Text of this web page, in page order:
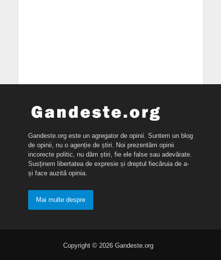
Gandeste.org este un agregator de opinii. Suntem un blog
de opinii, nu o agenție de știri. Noi prezentăm opinii
incorecte politic, nu dăm știri, fie ele false sau adevărate.
Susținem libertatea de expresie și dreptul fiecăruia de a-
și face auzită opinia.
Mai multe despre
Copyright © 2026 Gandeste.org